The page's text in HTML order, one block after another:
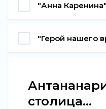
"Анна Каренина"
"Герой нашего
столица...